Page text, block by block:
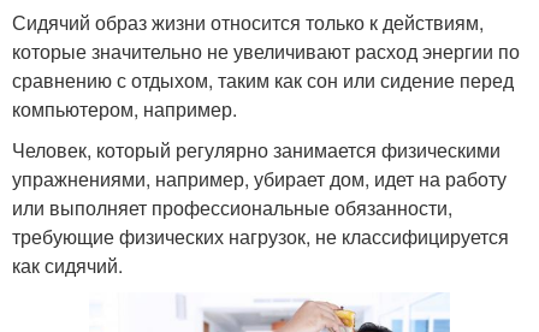
Сидячий образ жизни относится только к действиям,
которые значительно не увеличивают расход энергии по
сравнению с отдыхом, таким как сон или сидение перед
компьютером, например.
Человек, который регулярно занимается физическими
упражнениями, например, убирает дом, идет на работу
или выполняет профессиональные обязанности,
требующие физических нагрузок, не классифицируется
как сидячий.